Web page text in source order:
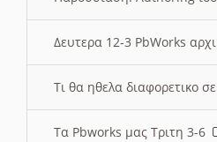
Δευτερα 12-3 PbWorks
Τι θα ηθελα διαφορετικο
Τα Pbworks μας Τριτη 3-6